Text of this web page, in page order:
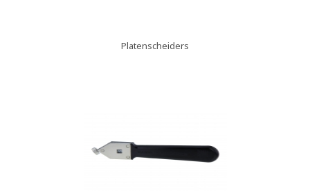
Platenscheiders